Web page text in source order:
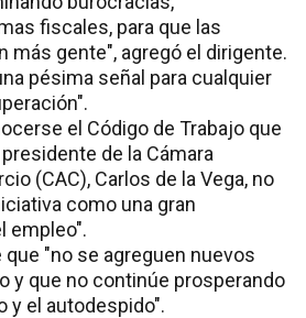
fiscales, para que las
más gente", agregó el dirigente.
pésima señal para cualquier
el Código de Trabajo que
de la Cámara
(CAC), Carlos de la Vega, no
como una gran
empleo".
que "no se agreguen nuevos
y que no continúe prosperando
y el autodespido".